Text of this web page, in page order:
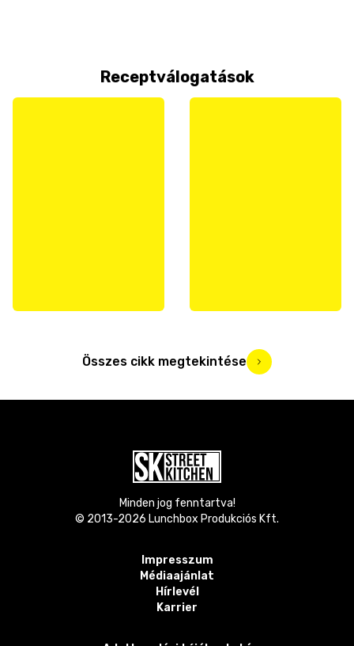
Receptválogatások
Összes cikk megtekintése
Minden jog fenntartva!
© 2013-2026 Lunchbox Produkciós Kft.
Impresszum
Médiaajánlat
Hírlevél
Karrier